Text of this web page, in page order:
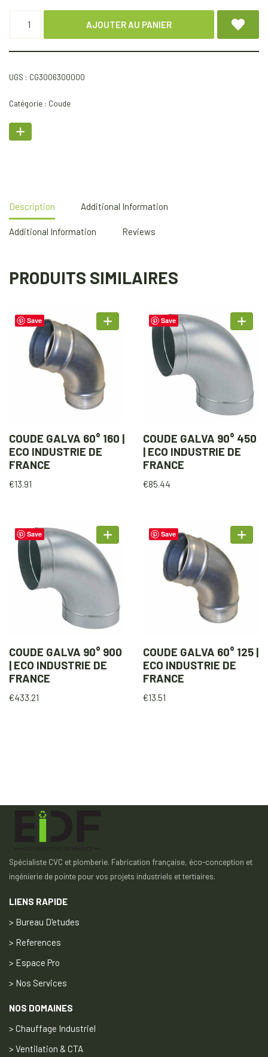
AJOUTER AU PANIER
UGS : CG3006300000
Catégorie : Coude
Description Additional Information
Additional Information Reviews
PRODUITS SIMILAIRES
Save
COUDE GALVA 60° 160 |
ECO INDUSTRIE DE
FRANCE
€13.91
Save
COUDE GALVA 90° 450
| ECO INDUSTRIE DE
FRANCE
€85.44
Save
COUDE GALVA 90° 900
| ECO INDUSTRIE DE
FRANCE
€433.21
Save
COUDE GALVA 60° 125 |
ECO INDUSTRIE DE
FRANCE
€13.51
Spécialiste CVC et plomberie. Fabrication française, éco-conception et
ingénierie de pointe pour vos projets industriels et tertiaires.
LIENS RAPIDE
> Bureau D'etudes
> References
> Espace Pro
> Nos Services
NOS DOMAINES
> Chauffage Industriel
> Ventilation & CTA